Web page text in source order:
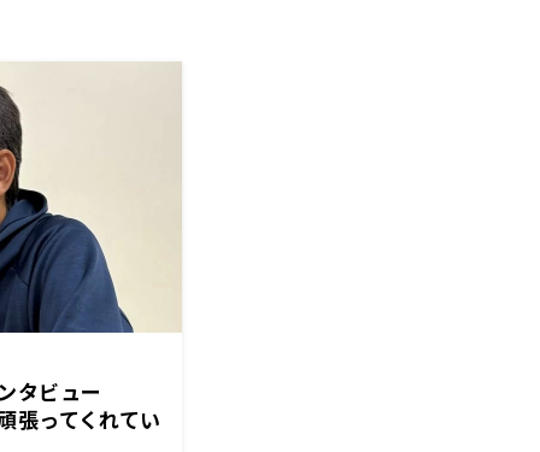
タビュー
張ってくれてい